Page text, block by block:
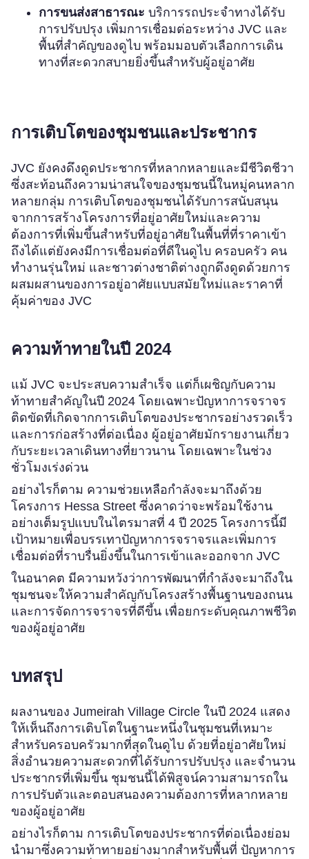
การขนส่งสาธารณะ บริการรถประจำทางได้รับ
การปรับปรุง เพิ่มการเชื่อมต่อระหว่าง JVC และ
พื้นที่สำคัญของดูไบ พร้อมมอบตัวเลือกการเดิน
ทางที่สะดวกสบายยิ่งขึ้นสำหรับผู้อยู่อาศัย
การเติบโตของชุมชนและประชากร
JVC ยังคงดึงดูดประชากรที่หลากหลายและมีชีวิตชีวา
ซึ่งสะท้อนถึงความน่าสนใจของชุมชนนี้ในหมู่คนหลาก
หลายกลุ่ม การเติบโตของชุมชนได้รับการสนับสนุน
จากการสร้างโครงการที่อยู่อาศัยใหม่และความ
ต้องการที่เพิ่มขึ้นสำหรับที่อยู่อาศัยในพื้นที่ที่ราคาเข้า
ถึงได้แต่ยังคงมีการเชื่อมต่อที่ดีในดูไบ ครอบครัว คน
ทำงานรุ่นใหม่ และชาวต่างชาติต่างถูกดึงดูดด้วยการ
ผสมผสานของการอยู่อาศัยแบบสมัยใหม่และราคาที่
คุ้มค่าของ JVC
ความท้าทายในปี 2024
แม้ JVC จะประสบความสำเร็จ แต่ก็เผชิญกับความ
ท้าทายสำคัญในปี 2024 โดยเฉพาะปัญหาการจราจร
ติดขัดที่เกิดจากการเติบโตของประชากรอย่างรวดเร็ว
และการก่อสร้างที่ต่อเนื่อง ผู้อยู่อาศัยมักรายงานเกี่ยว
กับระยะเวลาเดินทางที่ยาวนาน โดยเฉพาะในช่วง
ชั่วโมงเร่งด่วน
อย่างไรก็ตาม ความช่วยเหลือกำลังจะมาถึงด้วย
โครงการ Hessa Street ซึ่งคาดว่าจะพร้อมใช้งาน
อย่างเต็มรูปแบบในไตรมาสที่ 4 ปี 2025 โครงการนี้มี
เป้าหมายเพื่อบรรเทาปัญหาการจราจรและเพิ่มการ
เชื่อมต่อที่ราบรื่นยิ่งขึ้นในการเข้าและออกจาก JVC
ในอนาคต มีความหวังว่าการพัฒนาที่กำลังจะมาถึงใน
ชุมชนจะให้ความสำคัญกับโครงสร้างพื้นฐานของถนน
และการจัดการจราจรที่ดีขึ้น เพื่อยกระดับคุณภาพชีวิต
ของผู้อยู่อาศัย
บทสรุป
ผลงานของ Jumeirah Village Circle ในปี 2024 แสดง
ให้เห็นถึงการเติบโตในฐานะหนึ่งในชุมชนที่เหมาะ
สำหรับครอบครัวมากที่สุดในดูไบ ด้วยที่อยู่อาศัยใหม่
สิ่งอำนวยความสะดวกที่ได้รับการปรับปรุง และจำนวน
ประชากรที่เพิ่มขึ้น ชุมชนนี้ได้พิสูจน์ความสามารถใน
การปรับตัวและตอบสนองความต้องการที่หลากหลาย
ของผู้อยู่อาศัย
อย่างไรก็ตาม การเติบโตของประชากรที่ต่อเนื่องย่อม
นำมาซึ่งความท้าทายอย่างมากสำหรับพื้นที่ ปัญหาการ